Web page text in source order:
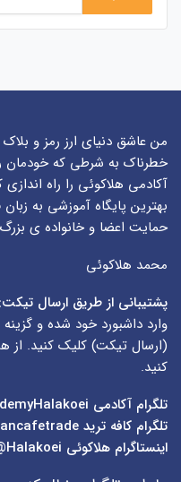
من عاشق دنیای ارز رمز و
خطرناک به شرطی که خودمان
آکادمی هلاکوئی را راه
بهترین پایگاه آموزشی به
حمایت اعضا و خانواده ی
محمد هلاکوئی
پشتیبانی از طریق ارسال تیکت:
وارد داشبورد خود شده و
(ارسال تیکت) کلیک کنید. از
کنید.
تلگرام آکادمی
تلگرام کافه ترید
اینستاگرام هلاکوئی Halakoei@